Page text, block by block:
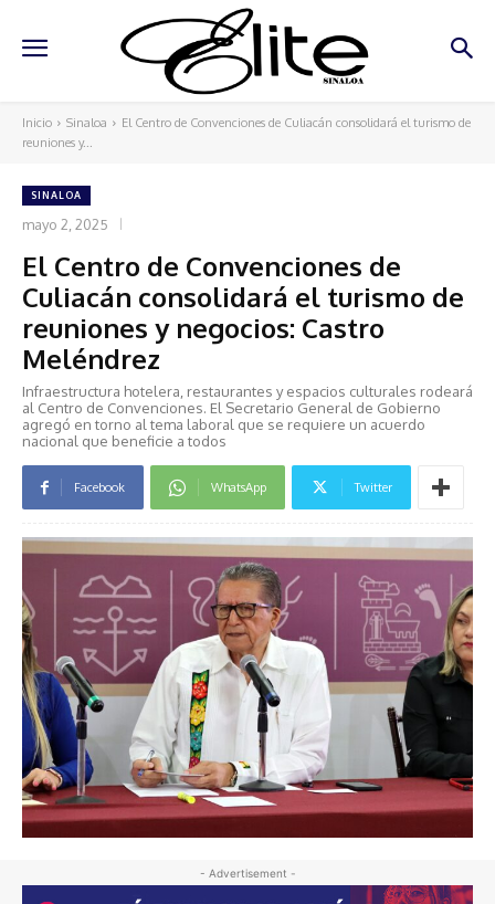
Inicio Sinaloa
El Centro de Convenciones de Culiacán consolidará el turismo de
reuniones y...
SINALOA
mayo 2, 2025
El Centro de Convenciones de
Culiacán consolidará el turismo de
reuniones y negocios: Castro
Meléndrez
Infraestructura hotelera, restaurantes y espacios culturales rodeará
al Centro de Convenciones. El Secretario General de Gobierno
agregó en torno al tema laboral que se requiere un acuerdo
nacional que beneficie a todos
Facebook WhatsApp Twitter
- Advertisement -